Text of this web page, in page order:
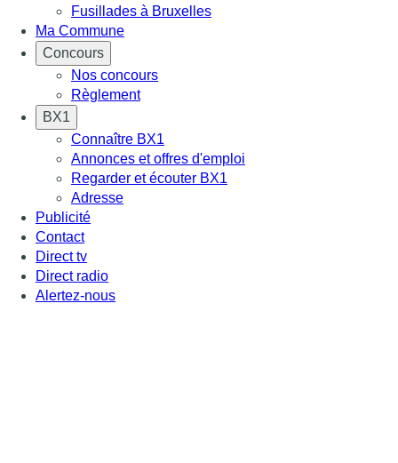
Fusillades à Bruxelles
Ma Commune
Concours
Nos concours
Règlement
BX1
Connaître BX1
Annonces et offres d'emploi
Regarder et écouter BX1
Adresse
Publicité
Contact
Direct tv
Direct radio
Alertez-nous